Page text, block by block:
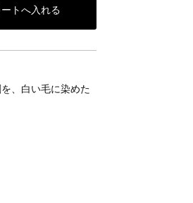
、白い毛に染めた